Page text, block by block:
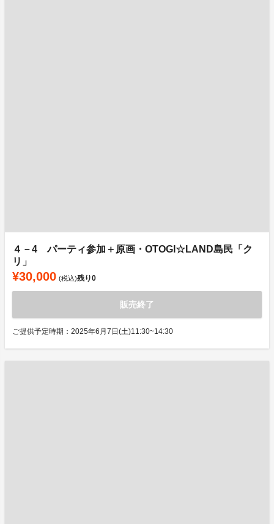
４－4 パーティ参加＋原画・OTOGI☆LAND島民「ク
リ」
¥30,000 (税込)残り0
販売終了
ご提供予定時期：2025年6月7日(土)11:30~14:30